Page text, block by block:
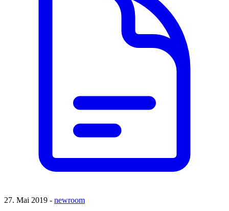
27. Mai 2019 - newroom